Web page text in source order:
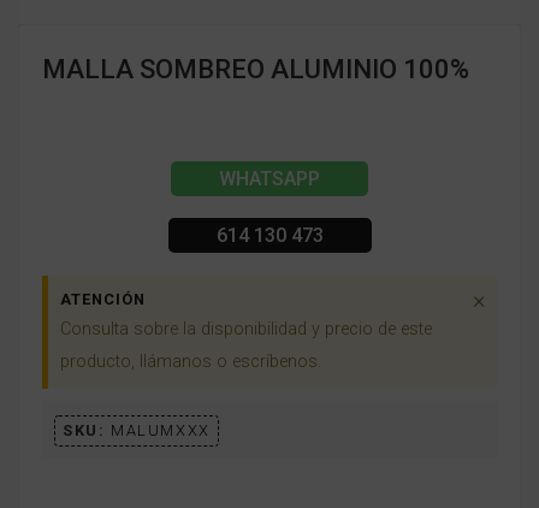
MALLA SOMBREO ALUMINIO 100%
WHATSAPP
614 130 473
ATENCIÓN
Consulta sobre la disponibilidad y precio de este
producto, llámanos o escríbenos.
×
SKU: MALUMXXX